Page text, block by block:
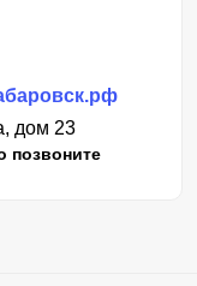
дом 23
позвоните